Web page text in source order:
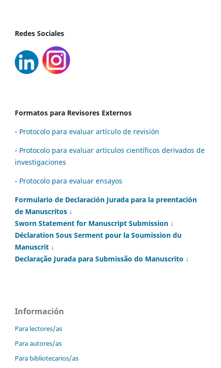
Redes Sociales
Formatos para Revisores Externos
- Protocolo para evaluar artículo de revisión
- Protocolo para evaluar artículos científicos derivados de
investigaciones
- Protocolo para evaluar ensayos
Formulario de Declaración Jurada para la preentación
de Manuscritos ↓
Sworn Statement for Manuscript Submission ↓
Déclaration Sous Serment pour la Soumission du
Manuscrit ↓
Declaração Jurada para Submissão do Manuscrito ↓
Información
Para lectores/as
Para autores/as
Para bibliotecarios/as